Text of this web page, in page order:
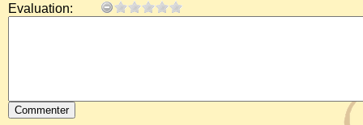
Evaluation: